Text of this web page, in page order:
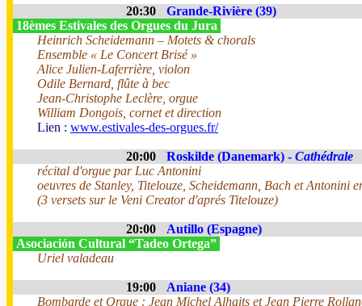
20:30
Grande-Rivière (39)
18èmes Estivales des Orgues du Jura
Heinrich Scheidemann – Motets & chorals
Ensemble « Le Concert Brisé »
Alice Julien-Laferrière, violon
Odile Bernard, flûte à bec
Jean-Christophe Leclère, orgue
William Dongois, cornet et direction
Lien : www.estivales-des-orgues.fr/
20:00 Roskilde (Danemark) - Cathédrale
récital d'orgue par Luc Antonini
oeuvres de Stanley, Titelouze, Scheidemann, Bach et Antonini
(3 versets sur le Veni Creator d'aprés Titelouze)
20:00
Autillo (Espagne)
Asociación Cultural “Tadeo Ortega”
Uriel valadeau
19:00
Aniane (34)
Bombarde et Orgue : Jean Michel Alhaits et Jean Pierre